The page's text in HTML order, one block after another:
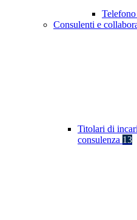
Telefono
Consulenti e
Titolari di
consulenza 13